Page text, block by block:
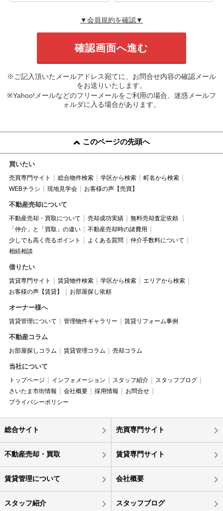
▼会員規約を確認▼
※ご記入頂いたメールアドレス宛てに、お問合せ内容の確認メール
をお送りいたします。
※Yahoo!メールなどのフリーメールをご利用の場合、迷惑メールフ
ォルダに入る場合があります。
このページの先頭へ
買いたい
売買専門サイト 総合物件検索 学区から検索
町名から検索
WEBチラシ
現地見学会 お客様の声【売買】
不動産売却について
不動産売却・買取について 売却成功実績
無料売却査定依頼
「仲介」と「買取」の違い
不動産売却時の諸費用
少しでも高く売るポイント
よくある質問
仲介手数料について
相続相談
借りたい
賃貸専門サイト 賃貸物件検索 学区から検索
エリアから検索
お客様の声【賃貸】
お部屋探し依頼
オーナー様へ
賃貸管理について 管理物件ギャラリー 賃貸リフォーム事例
不動産コラム
お部屋探しコラム 賃貸管理コラム 売却コラム
当社について
トップページ インフォメーション スタッフ紹介
スタッフブログ
さいたま市街情報
会社概要 採用情報
お問合せ
プライバシーポリシー
総合サイト 売買専門サイト
不動産売却・買取 賃貸専門サイト
賃貸管理について 会社概要
スタッフ紹介 スタッフブログ